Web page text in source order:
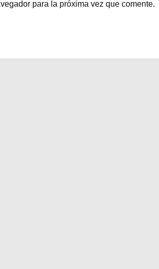
para la próxima vez que comente.